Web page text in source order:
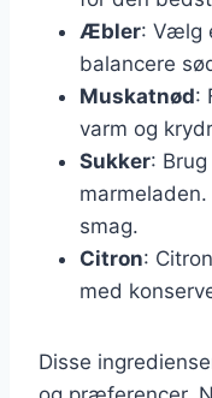
Æbler: Vælg
balancere
Muskatnød:
varm og
Sukker:
smag.
Citron:
med
Disse